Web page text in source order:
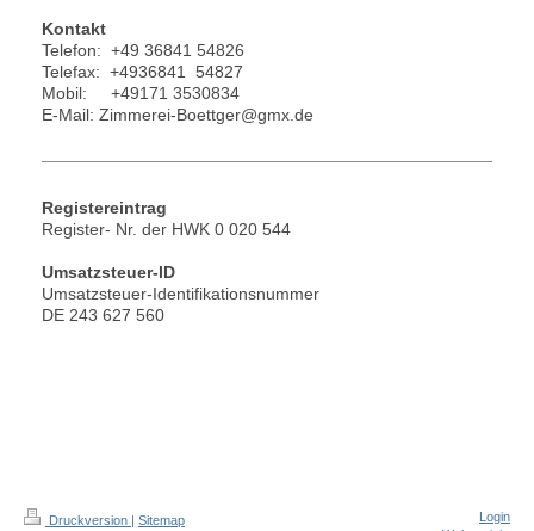
Kontakt
Telefon: +49 36841 54826
Telefax: +4936841 54827
Mobil: +49171 3530834
E-Mail: Zimmerei-Boettger@gmx.de
Registereintrag
Register- Nr. der HWK 0 020 544
Umsatzsteuer-ID
Umsatzsteuer-Identifikationsnummer
DE 243 627 560
Druckversion | Sitemap
Login